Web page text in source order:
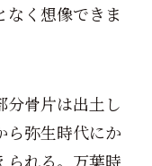
く想像できま
分骨片は出土し
ら弥生時代にか
られる。万葉時